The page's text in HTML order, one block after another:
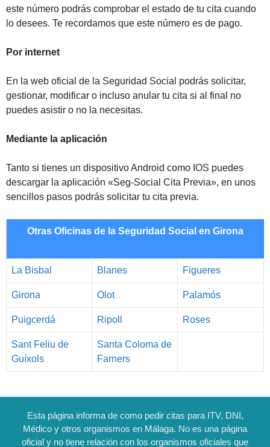
este número podrás comprobar el estado de tu cita cuando
lo desees. Te recordamos que este número es de pago.
Por internet
En la web oficial de la Seguridad Social podrás solicitar,
gestionar, modificar o incluso anular tu cita si al final no
puedes asistir o no la necesitas.
Mediante la aplicación
Tanto si tienes un dispositivo Android como IOS puedes
descargar la aplicación «Seg-Social Cita Previa», en unos
sencillos pasos podrás solicitar tu cita previa.
Otras Oficinas de la Seguridad Social en Girona
La Bisbal Blanes Figueres
Girona Olot Palamós
Puigcerdá Ripoll Roses
Sant Feliu de
Guíxols
Santa Coloma de
Farners
Esta página informa de como pedir citas para ITV, DNI,
Médico y otros organismos en Málaga. No es una página
oficial y no tiene relación con los organismos oficiales que